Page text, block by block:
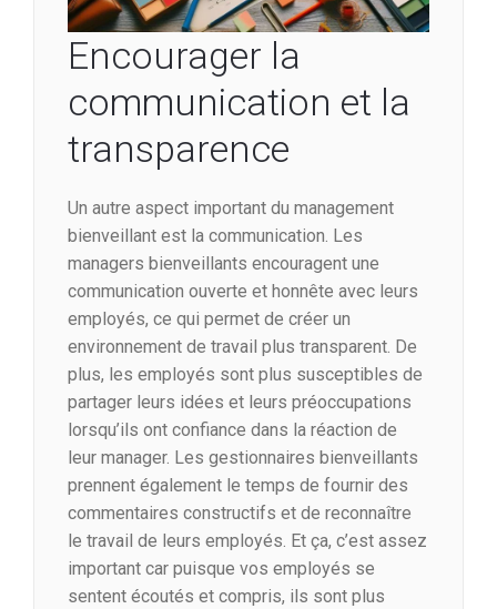
Encourager la
communication et la
transparence
Un autre aspect important du management
bienveillant est la communication. Les
managers bienveillants encouragent une
communication ouverte et honnête avec leurs
employés, ce qui permet de créer un
environnement de travail plus transparent. De
plus, les employés sont plus susceptibles de
partager leurs idées et leurs préoccupations
lorsqu’ils ont confiance dans la réaction de
leur manager. Les gestionnaires bienveillants
prennent également le temps de fournir des
commentaires constructifs et de reconnaître
le travail de leurs employés. Et ça, c’est assez
important car puisque vos employés se
sentent écoutés et compris, ils sont plus